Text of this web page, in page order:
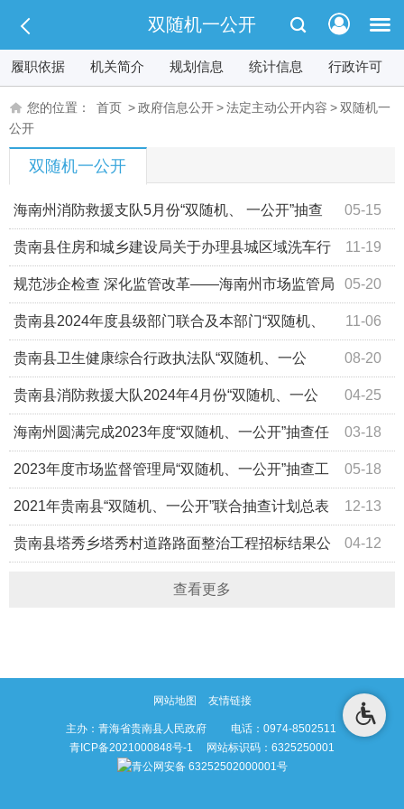
双随机一公开
履职依据 机关简介 规划信息 统计信息 行政许可
您的位置： 首页 >政府信息公开>法定主动公开内容 >双随机一
公开
双随机一公开
05-15
海南州消防救援支队5月份“双随机、 一公开”抽查
计划公示！ 11-19
贵南县住房和城乡建设局关于办理县城区域洗车行
业排水许可证的通知 05-20
规范涉企检查 深化监管改革——海南州市场监管局
印发2025年“双随机、一公开”抽查计划 11-06
贵南县2024年度县级部门联合及本部门“双随机、
一公开”抽查计划 08-20
贵南县卫生健康综合行政执法队“双随机、一公
开”监督抽查工作公示（医疗机构） 04-25
​​贵南县消防救援大队2024年4月份“双随机、一公
开”消防监督抽查计划 03-18
海南州圆满完成2023年度“双随机、一公开”抽查任
务 05-18
2023年度市场监督管理局“双随机、一公开”抽查工
作计划公开 12-13
2021年贵南县“双随机、一公开”联合抽查计划总表
04-12
贵南县塔秀乡塔秀村道路路面整治工程招标结果公
查看更多
网站地图 友情链接
主办：青海省贵南县人民政府 电话：0974-8502511
青ICP备2021000848号-1 网站标识码：6325250001
青公网安备 63252502000001号